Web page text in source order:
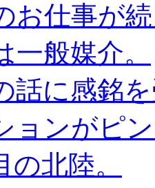
お仕事が
般媒介。
話に感銘
ョンがピ
北陸。